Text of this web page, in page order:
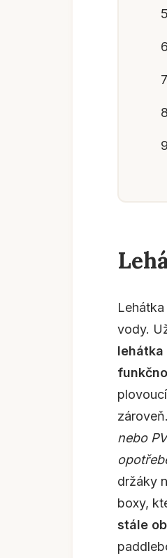
vody.
lehátka
zároveň.
nebo
držáky
boxy,
stále